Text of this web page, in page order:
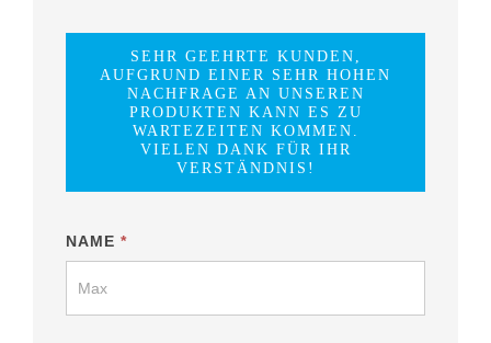
SEHR GEEHRTE KUNDEN,
AUFGRUND EINER SEHR HOHEN
NACHFRAGE AN UNSEREN
PRODUKTEN KANN ES ZU
WARTEZEITEN KOMMEN.
VIELEN DANK FÜR IHR
VERSTÄNDNIS!
Treppen-
NAME *